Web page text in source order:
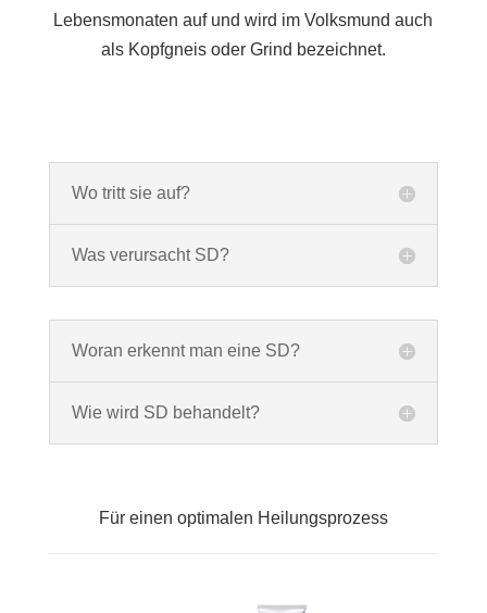
Lebensmonaten auf und wird im Volksmund auch
als Kopfgneis oder Grind bezeichnet.
Wo tritt sie auf?
Was verursacht SD?
Woran erkennt man eine SD?
Wie wird SD behandelt?
Für einen optimalen Heilungsprozess